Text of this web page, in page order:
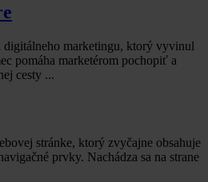
digitálneho marketingu, ktorý vyvinul
pomáha marketérom pochopiť a
cesty ...
stránke, ktorý zvyčajne obsahuje
prvky. Nachádza sa na strane